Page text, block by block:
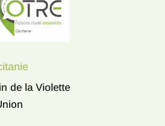
de la Violette